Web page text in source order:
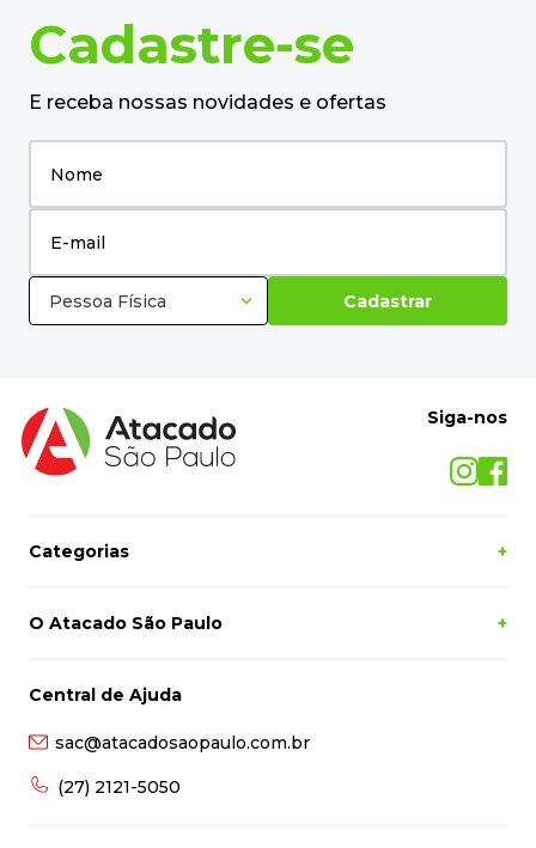
Cadastre-se
E receba nossas novidades e ofertas
Pessoa Física Cadastrar
Siga-nos
Categorias +
O Atacado São Paulo +
Central de Ajuda
sac@atacadosaopaulo.com.br
(27) 2121-5050